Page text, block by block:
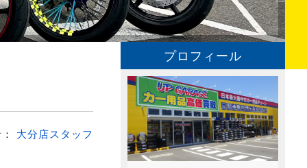
大分店スタッフ
プロフィール